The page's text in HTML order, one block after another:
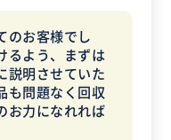
のお客様でし
るよう、まずは
説明させていた
も問題なく回収
お力になれれば